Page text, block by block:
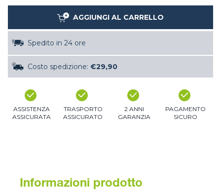
AGGIUNGI AL CARRELLO
Spedito in 24 ore
Costo spedizione: €29,90
ASSISTENZA
ASSICURATA
TRASPORTO
ASSICURATO
2 ANNI
GARANZIA
PAGAMENTO
SICURO
Informazioni prodotto